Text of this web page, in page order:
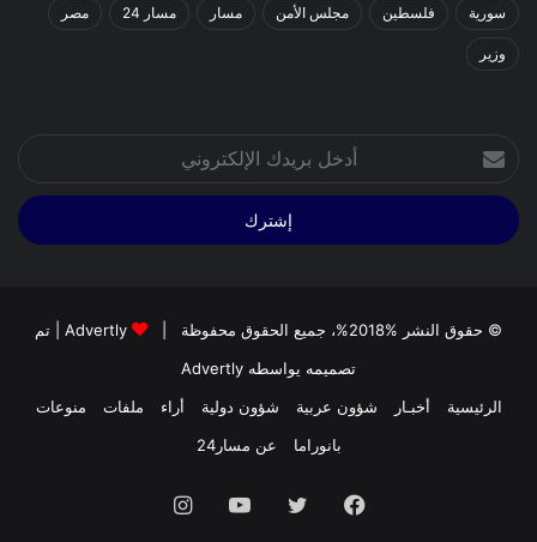
سورية فلسطين مجلس الأمن مسار مسار 24 مصر
وزير
بريدك
الإلكتروني
© حقوق النشر %2018%، جميع الحقوق محفوظة | Advertly | تم
تصميمه يواسطه Advertly
الرئيسية
أخبـار شؤون عربية شؤون دولية أراء ملفات
منوعات
بانوراما
عن مسار24
فيسبوك تويتر يوتيوب